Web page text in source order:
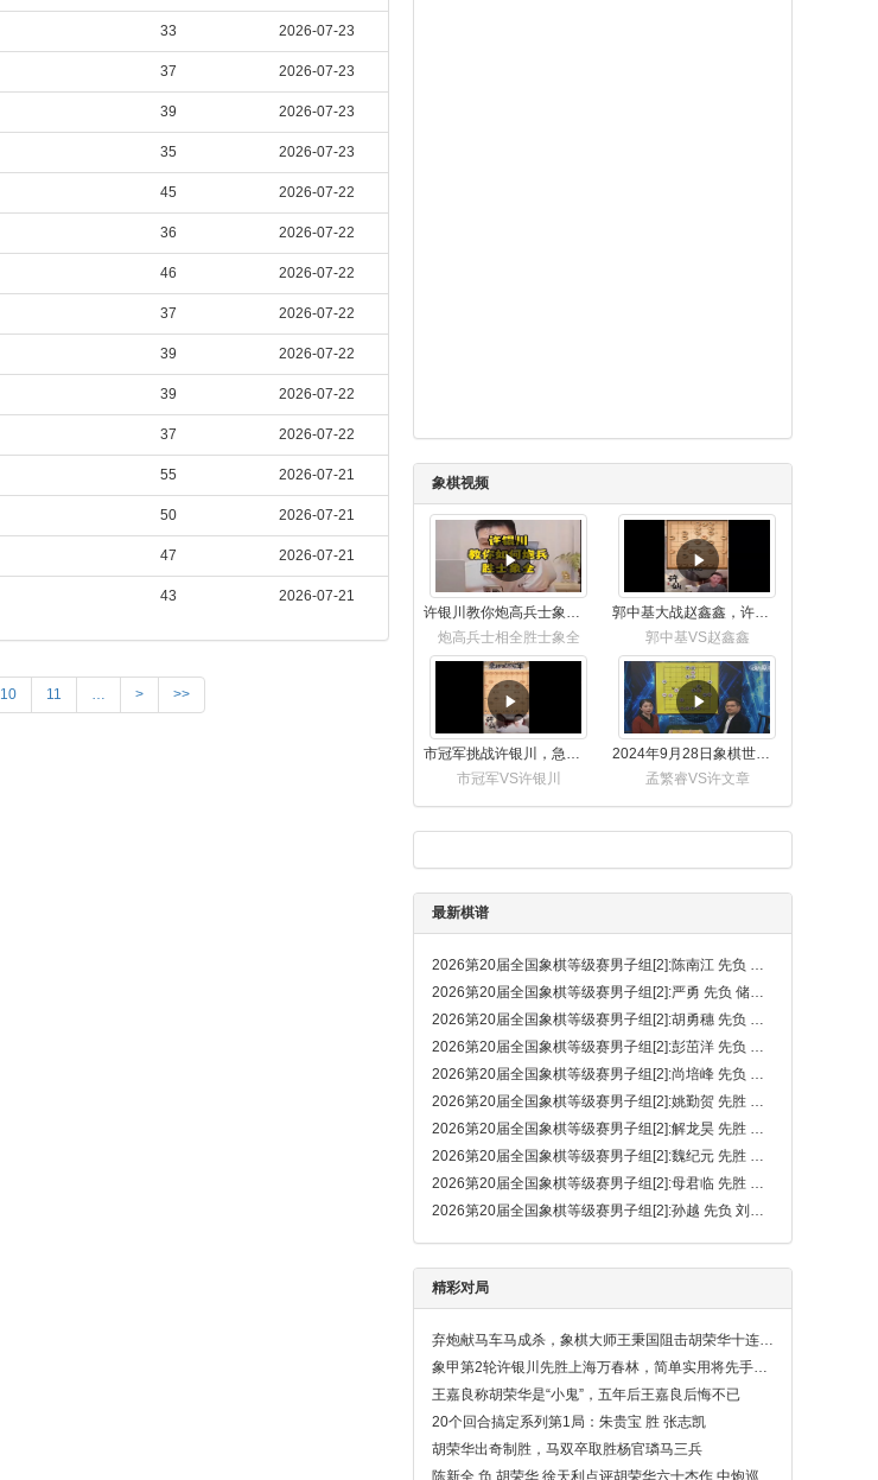
33 2026-07-23
37 2026-07-23
39 2026-07-23
35 2026-07-23
45 2026-07-22
36 2026-07-22
46 2026-07-22
37 2026-07-22
39 2026-07-22
39 2026-07-22
37 2026-07-22
55 2026-07-21
50 2026-07-21
47 2026-07-21
43 2026-07-21
10 11 … > >>
象棋视频
许银川教你炮高兵士象全如何赢士象全，简单四步即可
炮高兵士相全胜士象全
郭中基大战赵鑫鑫，许银川激情讲解
郭中基VS赵鑫鑫
市冠军挑战许银川，急进中兵变化真激烈！
市冠军VS许银川
2024年9月28日象棋世界栏目，刘君、蒋川讲解了第九届杨官璘杯象棋公开赛孟繁睿与许文章的对局
孟繁睿VS许文章
最新棋谱
2026第20届全国象棋等级赛男子组[2]:陈南江 先负 宛龙
2026第20届全国象棋等级赛男子组[2]:严勇 先负 储般若
2026第20届全国象棋等级赛男子组[2]:胡勇穗 先负 梁雅让
2026第20届全国象棋等级赛男子组[2]:彭茁洋 先负 周开薪
2026第20届全国象棋等级赛男子组[2]:尚培峰 先负 郑奕宸
2026第20届全国象棋等级赛男子组[2]:姚勤贺 先胜 徐腾飞（卒底炮弃马局）
2026第20届全国象棋等级赛男子组[2]:解龙昊 先胜 张策
2026第20届全国象棋等级赛男子组[2]:魏纪元 先胜 刘京
2026第20届全国象棋等级赛男子组[2]:母君临 先胜 陈奕良
2026第20届全国象棋等级赛男子组[2]:孙越 先负 刘泉（金钩炮）
精彩对局
弃炮献马车马成杀，象棋大师王秉国阻击胡荣华十连霸之战
象甲第2轮许银川先胜上海万春林，简单实用将先手保持到最后
王嘉良称胡荣华是“小鬼”，五年后王嘉良后悔不已
20个回合搞定系列第1局：朱贵宝 胜 张志凯
胡荣华出奇制胜，马双卒取胜杨官璘马三兵